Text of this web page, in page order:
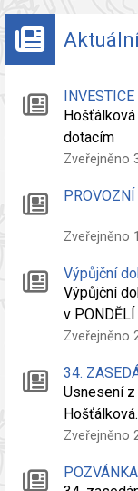
dotacím
Zveřejněno
Zveřejněno
Výpůjční
Výpůjční
v
Zveřejněno
34.
Usnesení
Zveřejněno